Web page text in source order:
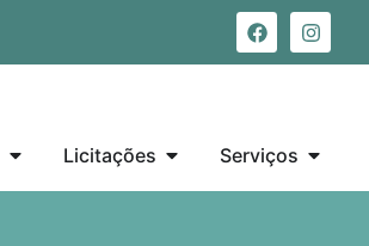
Licitações Serviços